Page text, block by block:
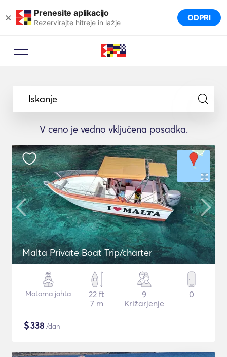
× Prenesite aplikacijo
Rezervirajte hitreje in lažje ODPRI
Iskanje
V ceno je vedno vključena posadka.
Malta Private Boat Trip/charter
Motorna jahta
22 ft
7 m
9
Križarjenje
0
$338 /dan